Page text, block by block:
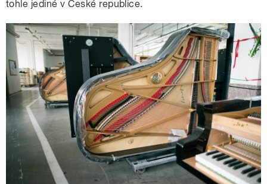
tohle jediné v České republice.